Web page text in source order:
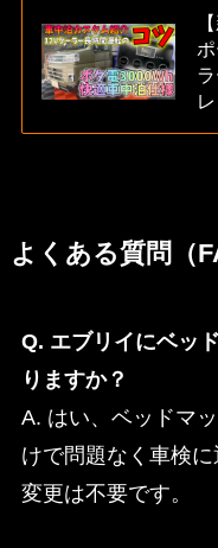
よくある質問（
Q. エブリイにベッ
りますか？
A. はい、ベッドマ
けで問題なく車検
変更は不要です。